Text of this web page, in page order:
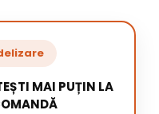
MAI PUȚIN LA